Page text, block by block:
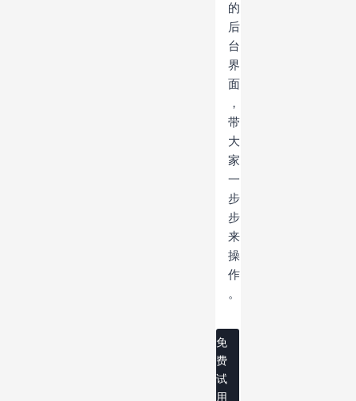
的
后
台
界
面
，
带
大
家
一
步
步
来
操
作
。
免
费
试
用